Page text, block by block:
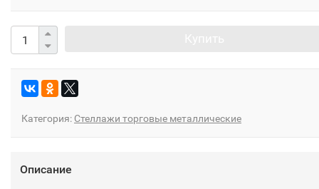
Категория: Стеллажи торговые металлические
Описание